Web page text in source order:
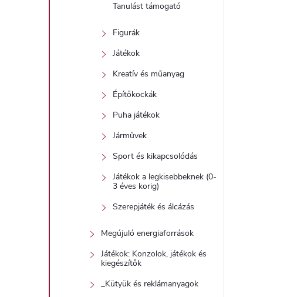
Tanulást támogató
Figurák
Játékok
Kreatív és műanyag
Építőkockák
Puha játékok
Járművek
Sport és kikapcsolódás
Játékok a legkisebbeknek (0-
3 éves korig)
Szerepjáték és álcázás
Megújuló energiaforrások
Játékok: Konzolok, játékok és
kiegészítők
_Kütyük és reklámanyagok